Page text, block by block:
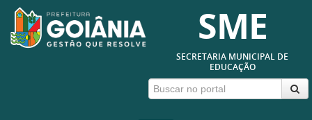
SME
SECRETARIA MUNICIPAL DE
EDUCAÇÃO